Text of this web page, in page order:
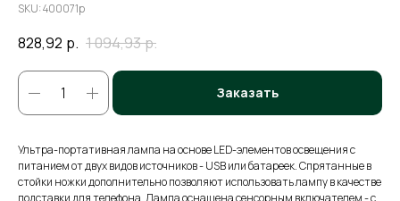
SKU:400071p
828,92 р. 1 094,93р.
Заказать
Ультра-портативная лампа на основе LED-элементов освещения с
питанием от двух видов источников - USB или батареек. Спрятанные в
стойки ножки дополнительно позволяют использовать лампу в качестве